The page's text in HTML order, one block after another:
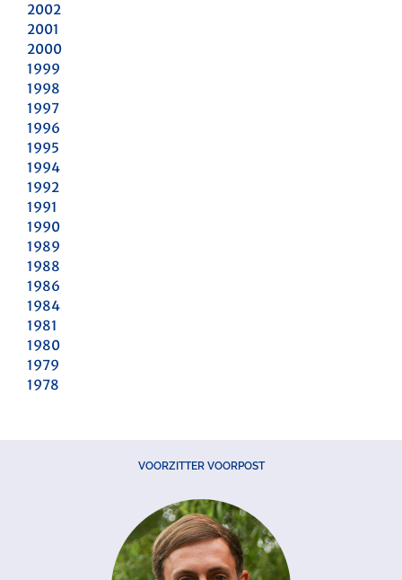
2002
2001
2000
1999
1998
1997
1996
1995
1994
1992
1991
1990
1989
1988
1986
1984
1981
1980
1979
1978
VOORZITTER VOORPOST